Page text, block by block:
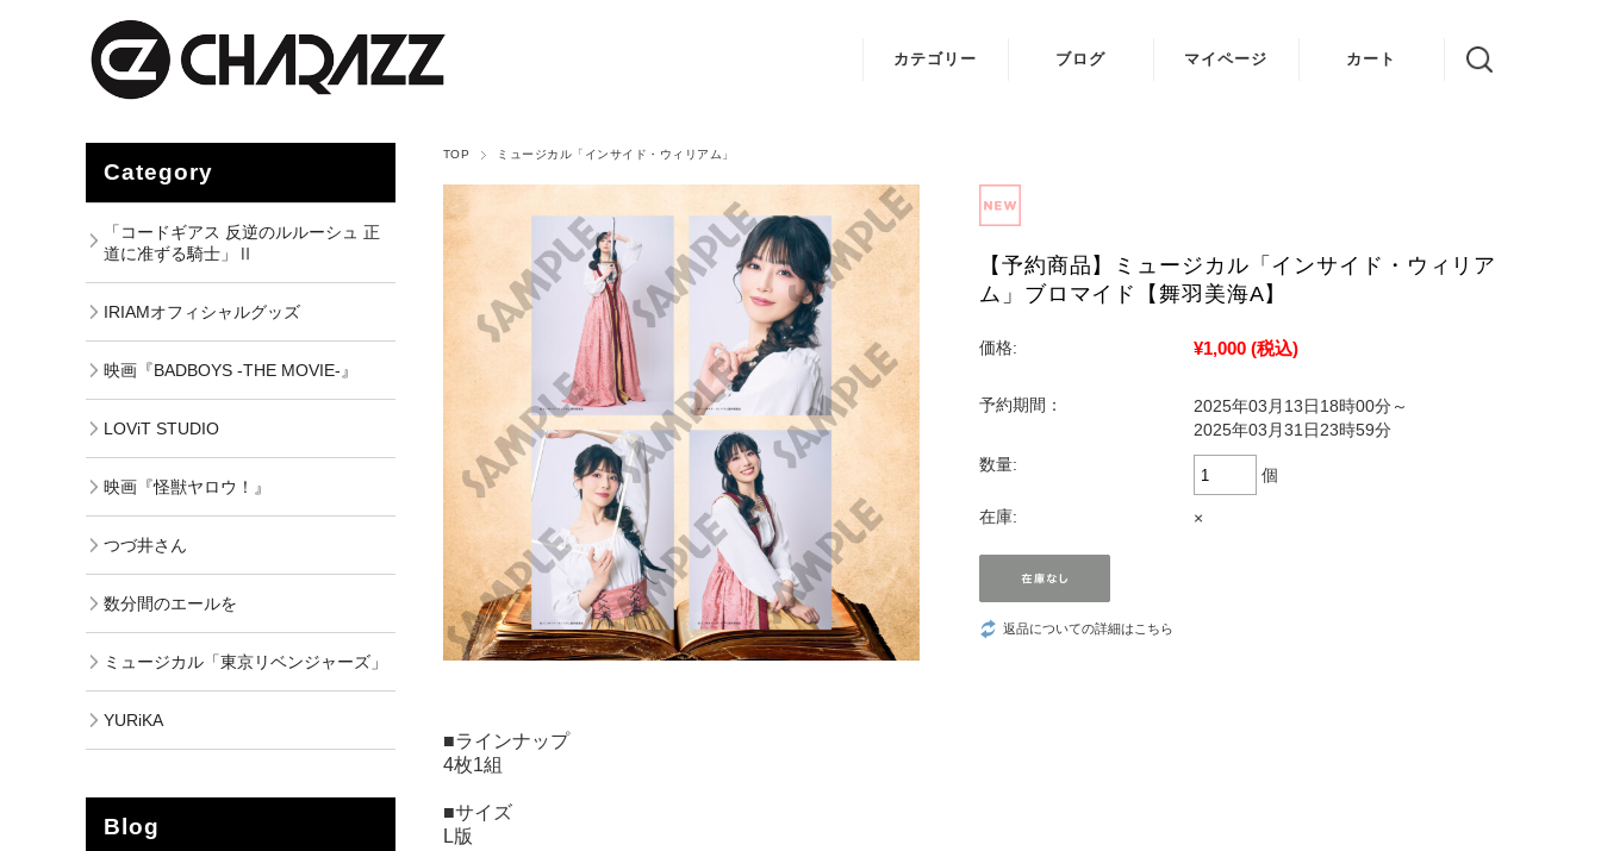
カテゴリー
『BADBOYS -
THE MOVIE-』
ミュージカル
Key25th
Jewelry
映画『怪獣ヤロ
ウ！』
つづ井さん
推しの子
ブログ マイページ カート
TOP ミュージカル「インサイド・ウィリアム」
【予約商品】ミュージカル「インサイド・ウィリア
ム」ブロマイド【舞羽美海A】
価格: ¥1,000 (税込)
予約期間：
2025年03月13日18時00分～
2025年03月31日23時59分
数量:
個
在庫: ×
返品についての詳細はこちら
■ラインナップ
4枚1組
■サイズ
L版
Category
「コードギアス 反逆のルルーシュ 正
道に准ずる騎士」Ⅱ
IRIAMオフィシャルグッズ
映画『BADBOYS -THE MOVIE-』
LOViT STUDIO
映画『怪獣ヤロウ！』
つづ井さん
数分間のエールを
ミュージカル「東京リベンジャーズ」
YURiKA
Blog